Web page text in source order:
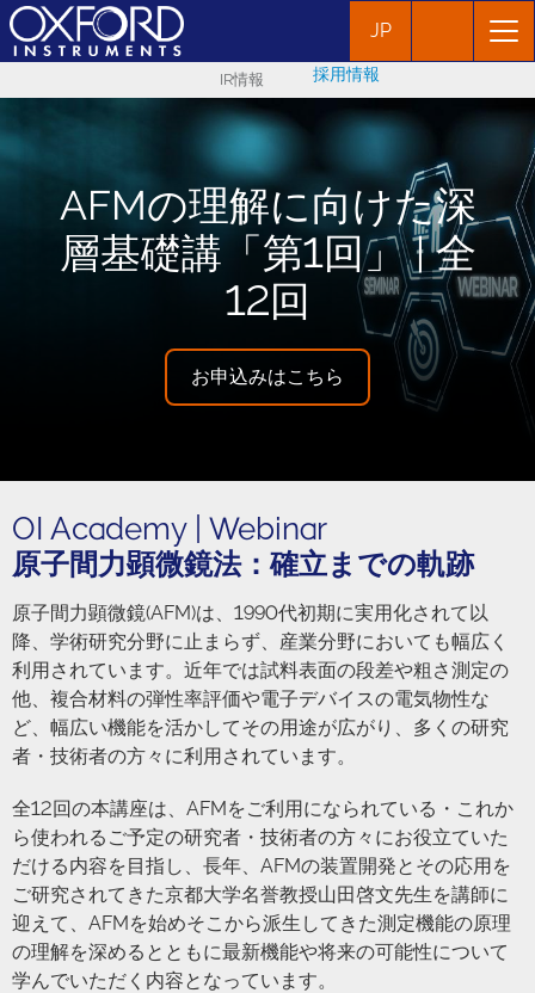
JP
IR情報 採用情報
AFMの理解に向けた深
層基礎講「第1回」 | 全
12回
お申込みはこちら
OI Academy | Webinar
原⼦間⼒顕微鏡法：確⽴までの軌跡
原子間力顕微鏡(AFM)は、1990代初期に実用化されて以
降、学術研究分野に止まらず、産業分野においても幅広く
利用されています。近年では試料表面の段差や粗さ測定の
他、複合材料の弾性率評価や電子デバイスの電気物性な
ど、幅広い機能を活かしてその用途が広がり、多くの研究
者・技術者の方々に利用されています。
全12回の本講座は、AFMをご利用になられている・これか
ら使われるご予定の研究者・技術者の方々にお役立ていた
だける内容を目指し、長年、AFMの装置開発とその応用を
ご研究されてきた京都大学名誉教授山田啓文先生を講師に
迎えて、AFMを始めそこから派生してきた測定機能の原理
の理解を深めるとともに最新機能や将来の可能性について
学んでいただく内容となっています。